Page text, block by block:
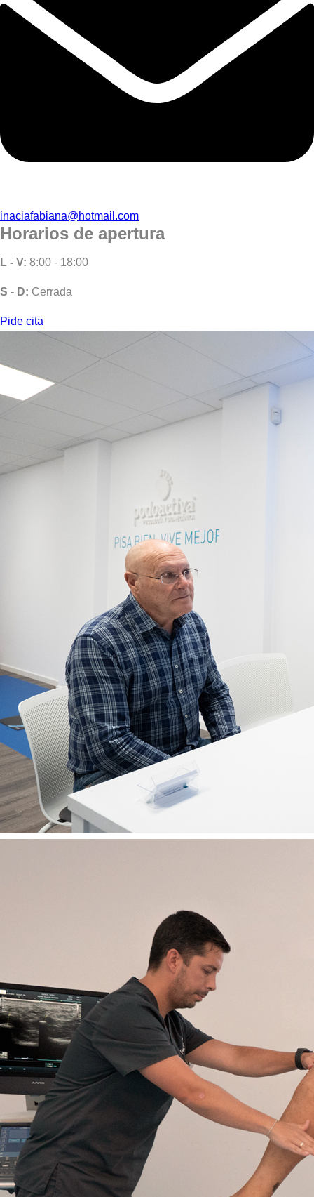
inaciafabiana@hotmail.com
Horarios de apertura
L - V: 8:00 - 18:00
S - D: Cerrada
Pide cita